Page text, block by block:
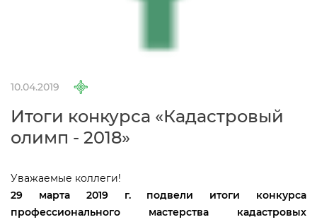
10.04.2019
Итоги конкурса «Кадастровый
олимп - 2018»
Уважаемые коллеги!
29 марта 2019 г. подвели итоги конкурса
профессионального мастерства кадастровых